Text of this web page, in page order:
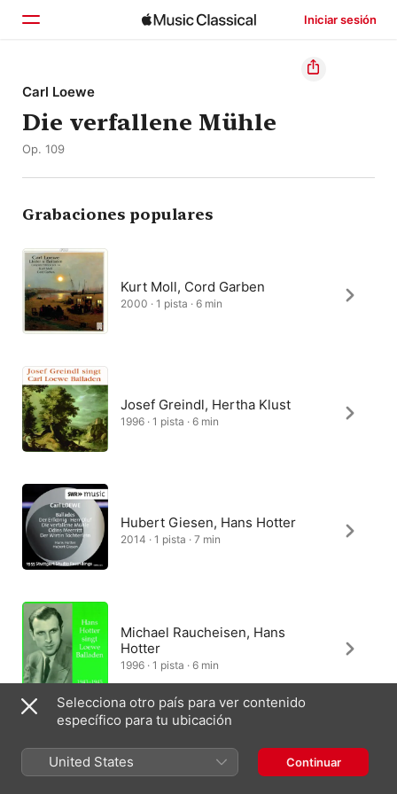
Iniciar sesión
Inicio
Explorar
Carl Loewe
Die verfallene Mühle
Op. 109
Grabaciones populares
Kurt Moll, Cord Garben
2000 · 1 pista · 6 min
Josef Greindl, Hertha Klust
1996 · 1 pista · 6 min
Hubert Giesen, Hans Hotter
2014 · 1 pista · 7 min
Michael Raucheisen, Hans
Hotter
1996 · 1 pista · 6 min
Gustav Cerny, Oskar Czerwenka
1990 · 1 pista · 7 min
Selecciona otro país para ver contenido
específico para tu ubicación
United States Continuar